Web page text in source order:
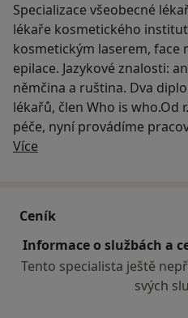
Specializace všeobecné
lékaře kosmetického
kosmetickým laserem,
epilace. Jazykové znalosti:
němčina a ruština. Dva
lékařů, člen Who is who.Od
péče, nyní provádíme
smluvním podnikům-
Více
Ceník
Informace o službách a
Tento specialista ještě
svých